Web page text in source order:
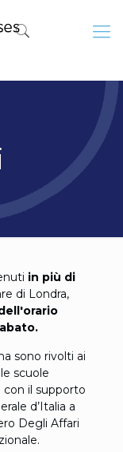
in più di
di Londra,
sono rivolti ai
scuole
il supporto
d’Italia a
Degli Affari